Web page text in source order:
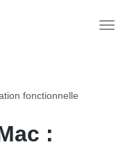
fonctionnelle
: